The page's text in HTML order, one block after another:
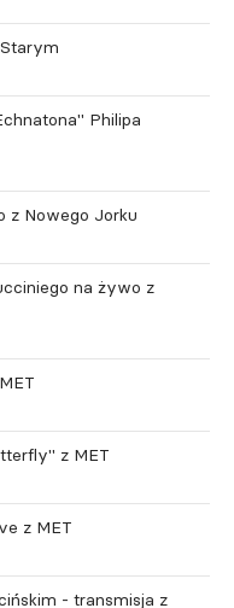
Philipa
z Nowego Jorku
na żywo z
z MET
z MET
- transmisja z